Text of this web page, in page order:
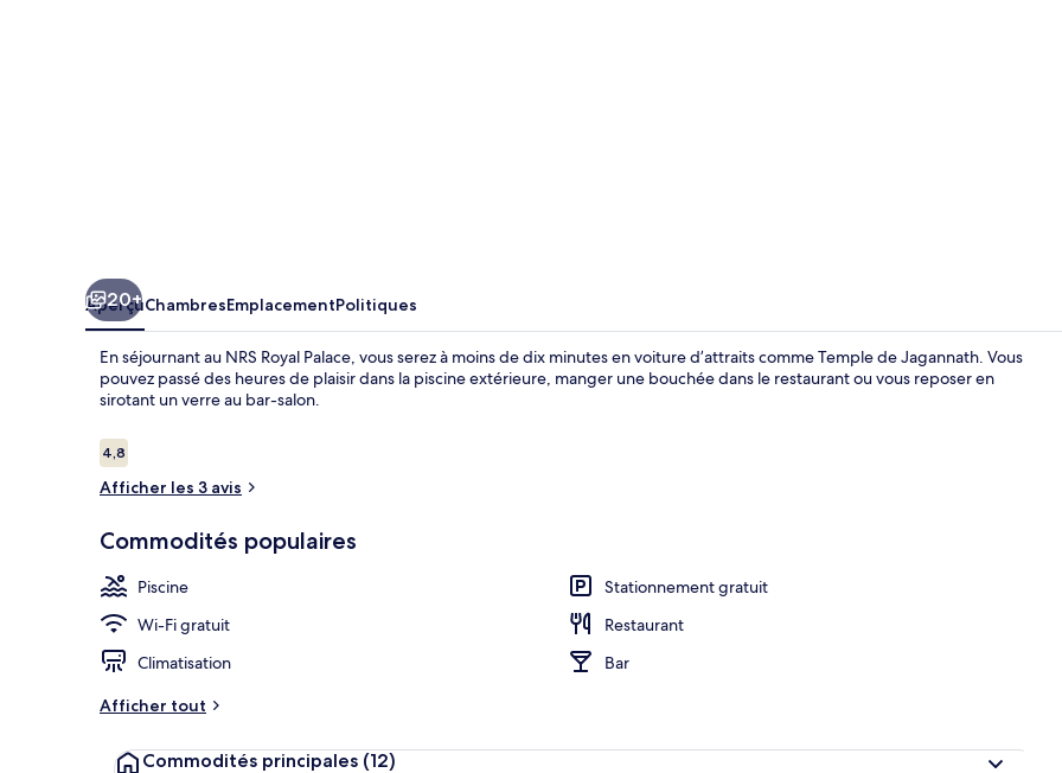
20+
AperçuChambresEmplacementPolitiques
En séjournant au NRS Royal Palace, vous serez à moins de dix minutes en voiture d’attraits comme Temple de Jagannath. Vous
pouvez passé des heures de plaisir dans la piscine extérieure, manger une bouchée dans le restaurant ou vous reposer en
sirotant un verre au bar-salon.
Avis
4,84,8 sur 10 –
Afficher les 3 avis
Commodités populaires
Piscine
Stationnement gratuit
Wi-Fi gratuit
Restaurant
Climatisation
Bar
Afficher tout
Commodités principales (12)